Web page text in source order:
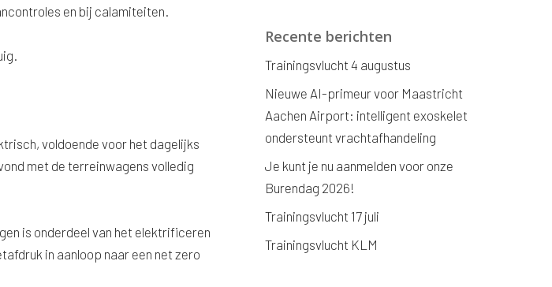
en bij calamiteiten.
voldoende voor het dagelijks
met de terreinwagens volledig
is onderdeel van het elektrificeren
in aanloop naar een net zero
Recente berichten
Trainingsvlucht 4 augustus
Nieuwe AI-primeur voor Maastricht
Aachen Airport: intelligent exoskelet
ondersteunt vrachtafhandeling
Je kunt je nu aanmelden voor onze
Burendag 2026!
Trainingsvlucht 17 juli
Trainingsvlucht KLM